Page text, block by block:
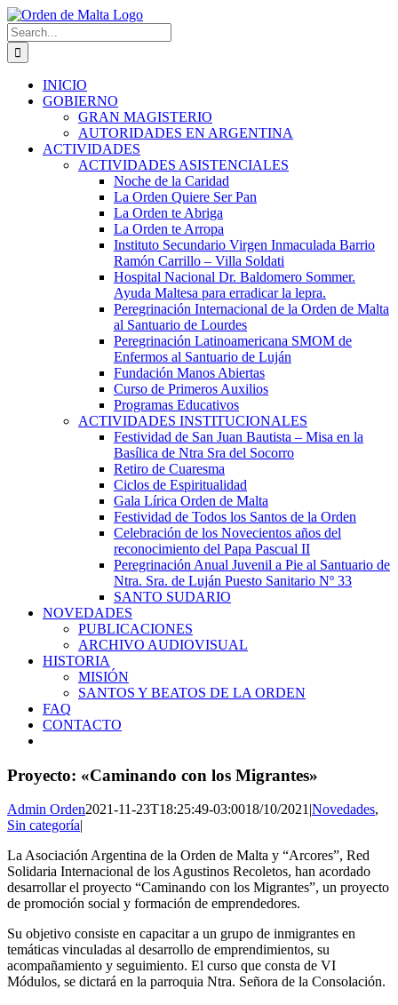
Skip
to
content
Search
for:
INICIO
GOBIERNO
GRAN MAGISTERIO
AUTORIDADES EN ARGENTINA
ACTIVIDADES
ACTIVIDADES ASISTENCIALES
Noche de la Caridad
La Orden Quiere Ser Pan
La Orden te Abriga
La Orden te Arropa
Instituto Secundario Virgen Inmaculada Barrio
Ramón Carrillo – Villa Soldati
Hospital Nacional Dr. Baldomero Sommer.
Ayuda Maltesa para erradicar la lepra.
Peregrinación Internacional de la Orden de Malta
al Santuario de Lourdes
Peregrinación Latinoamericana SMOM de
Enfermos al Santuario de Luján
Fundación Manos Abiertas
Curso de Primeros Auxilios
Programas Educativos
ACTIVIDADES INSTITUCIONALES
Festividad de San Juan Bautista – Misa en la
Basílica de Ntra Sra del Socorro
Retiro de Cuaresma
Ciclos de Espiritualidad
Gala Lírica Orden de Malta
Festividad de Todos los Santos de la Orden
Celebración de los Novecientos años del
reconocimiento del Papa Pascual II
Peregrinación Anual Juvenil a Pie al Santuario de
Ntra. Sra. de Luján Puesto Sanitario Nº 33
SANTO SUDARIO
NOVEDADES
PUBLICACIONES
ARCHIVO AUDIOVISUAL
HISTORIA
MISIÓN
SANTOS Y BEATOS DE LA ORDEN
FAQ
CONTACTO
Proyecto: «Caminando con los Migrantes»
Admin Orden2021-11-23T18:25:49-03:0018/10/2021|Novedades,
Sin categoría|
La Asociación Argentina de la Orden de Malta y “Arcores”, Red
Solidaria Internacional de los Agustinos Recoletos, han acordado
desarrollar el proyecto “Caminando con los Migrantes”, un proyecto
de promoción social y formación de emprendedores.
Su objetivo consiste en capacitar a un grupo de inmigrantes en
temáticas vinculadas al desarrollo de emprendimientos, su
acompañamiento y seguimiento. El curso que consta de VI
Módulos, se dictará en la parroquia Ntra. Señora de la Consolación.